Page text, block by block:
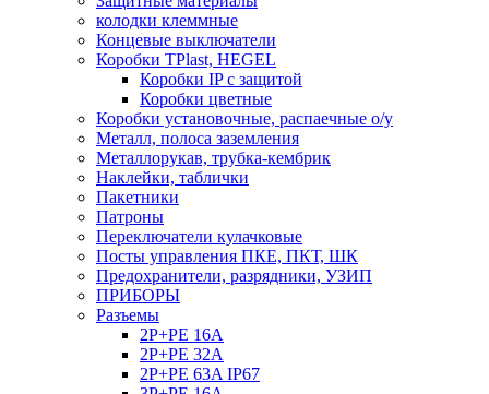
колодки клеммные
Концевые выключатели
Коробки TPlast, HEGEL
Коробки IP с защитой
Коробки цветные
Коробки установочные, распаечные о/у
Металл, полоса заземления
Металлорукав, трубка-кембрик
Наклейки, таблички
Пакетники
Патроны
Переключатели кулачковые
Посты управления ПКЕ, ПКТ, ШК
Предохранители, разрядники, УЗИП
ПРИБОРЫ
Разъемы
2P+PE 16A
2P+PE 32A
2P+PE 63A IP67